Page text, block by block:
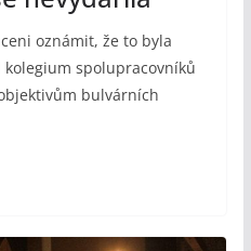
oznámit, že to byla
kolegium spolupracovníků
bulvárních